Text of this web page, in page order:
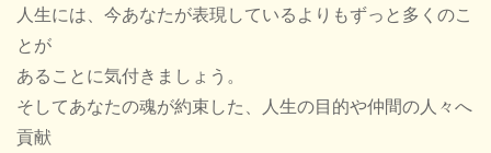
人生には、今あなたが表現しているよりもずっと多くのこ
とが
あることに気付きましょう。
そしてあなたの魂が約束した、人生の目的や仲間の人々へ
貢献